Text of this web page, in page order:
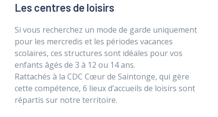
Les centres de loisirs
Si vous recherchez un mode de garde uniquement
pour les mercredis et les périodes vacances
scolaires, ces structures sont idéales pour vos
enfants âgés de 3 à 12 ou 14 ans.
Rattachés à la CDC Cœur de Saintonge, qui gère
cette compétence, 6 lieux d’accueils de loisirs sont
répartis sur notre territoire.